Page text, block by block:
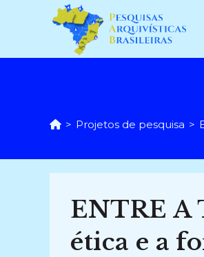
conteúdo
> Projetos de pesquisa >
ENTRE A
ética e a